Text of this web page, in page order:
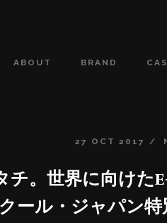
ABOUT BRAND
27 OCT 2017
チ。世界に向
ール・ジャパン特